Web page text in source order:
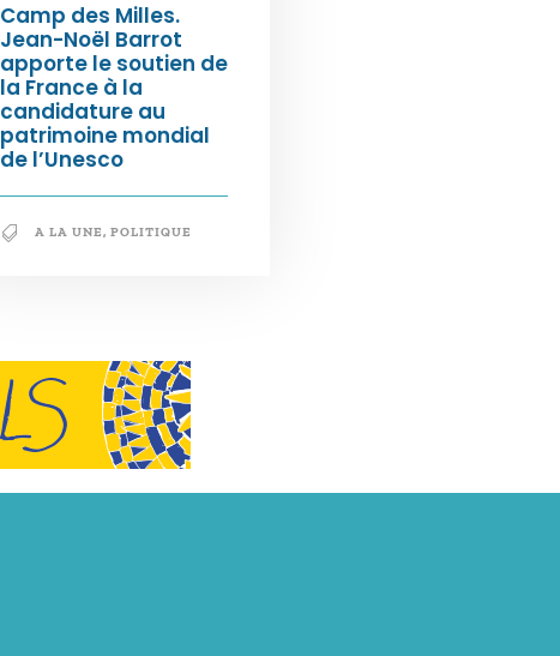
Camp des Milles.
Jean-Noël Barrot
apporte le soutien de
la France à la
candidature au
patrimoine mondial
de l’Unesco
A LA UNE, POLITIQUE